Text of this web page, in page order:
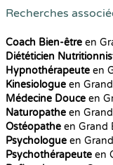
Recherches
Coach Bien-être en
Diététicien
Hypnothérapeute en
Kinesiologue en
Médecine Douce en
Naturopathe en
Ostéopathe en Grand
Psychologue en
Psychothérapeute en